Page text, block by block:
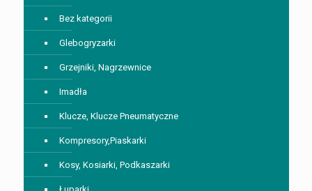
Bez kategorii
Glebogryzarki
Grzejniki, Nagrzewnice
Imadła
Klucze, Klucze Pneumatyczne
Kompresory,Piaskarki
Kosy, Kosiarki, Podkaszarki